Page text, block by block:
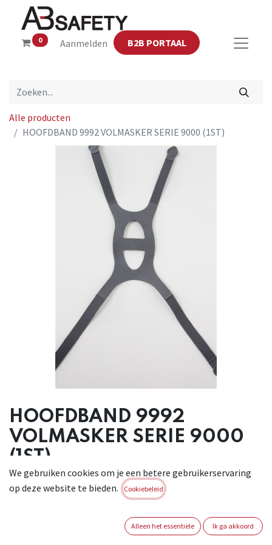
0 Aanmelden B2B PORTAAL
Alle producten
HOOFDBAND 9992 VOLMASKER SERIE 9000 (1ST)
HOOFDBAND 9992
VOLMASKER SERIE 9000
(1ST)
Hoofdband 9992 voor volmasker serie 9000.
Login of registreer om verder te
We gebruiken cookies om je een betere gebruikerservaring
op deze website te bieden.
Cookiebeleid
Alleen het essentiële Ik ga akkoord